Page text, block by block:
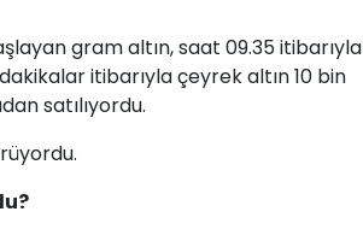
gram altın, saat 09.35 itibarıyla
itibarıyla çeyrek altın 10 bin
satılıyordu.